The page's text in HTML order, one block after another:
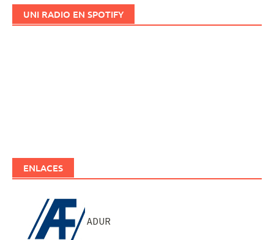
UNI RADIO EN SPOTIFY
ENLACES
ADUR